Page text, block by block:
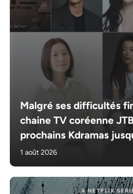
Malgré ses difficultés
chaine TV coréenne
prochains Kdramas
1 août 2026